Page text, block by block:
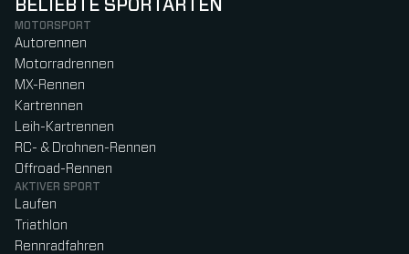
BELIEBTE SPORTARTEN
MOTORSPORT
Autorennen
Motorradrennen
MX-Rennen
Kartrennen
Leih-Kartrennen
RC- & Drohnen-Rennen
Offroad-Rennen
AKTIVER SPORT
Laufen
Triathlon
Rennradfahren